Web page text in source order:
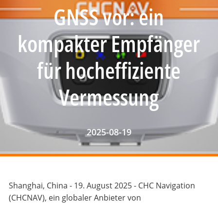
GNSS vor: ein
kompakter Empfänger
für hocheffiziente
Vermessung
2025-08-19
Shanghai, China - 19. August 2025 - CHC Navigation
(CHCNAV), ein globaler Anbieter von